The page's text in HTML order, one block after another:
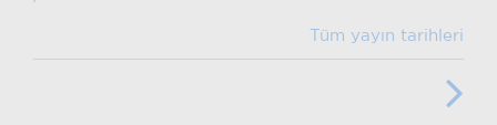
Tüm yayın tarihleri